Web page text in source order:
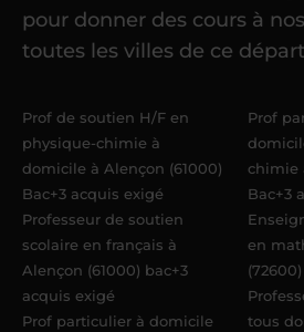
référent me confie mes
élèvesdans un délai de6
Acadomia.
pour donner des cours à
toutes les villes de ce
Prof de soutien H/F en
physique-chimie à
domicile à Alençon (61000)
Bac+3 acquis exigé
Professeur de soutien
scolaire en français à
Alençon (61000) bac+3
acquis exigé
Prof particulier à domicile
Prof
chimie
Bac+3
en
tous